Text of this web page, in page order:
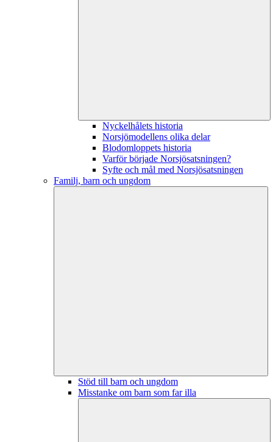
Nyckelhålets historia
Norsjömodellens olika delar
Blodomloppets historia
Varför började Norsjösatsningen?
Syfte och mål med Norsjösatsningen
Familj, barn och ungdom
Stöd till barn och ungdom
Misstanke om barn som far illa